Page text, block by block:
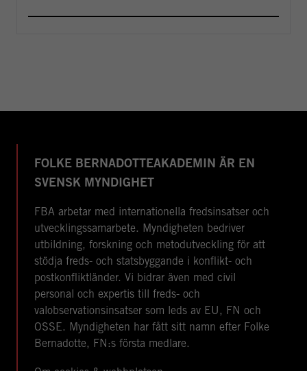
FOLKE BERNADOTTEAKADEMIN ÄR EN
SVENSK MYNDIGHET
FBA arbetar med internationella fredsinsatser och
utvecklingssamarbete. Myndigheten bedriver
utbildning, forskning och metodutveckling för att
stödja freds- och statsbyggande i konflikt- och
postkonfliktländer. Vi bidrar även med civil
personal och expertis till freds- och
valobservationsinsatser som leds av EU, FN och
OSSE. Myndigheten har fått sitt namn efter Folke
Bernadotte, FN:s första medlare.